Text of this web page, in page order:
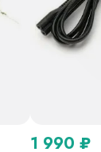
1 990 ₽